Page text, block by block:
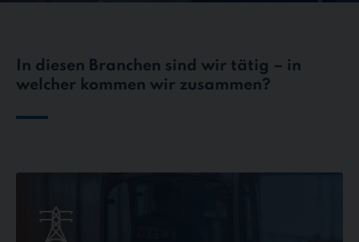
In diesen Branchen sind wir tätig – in
welcher kommen wir zusammen?